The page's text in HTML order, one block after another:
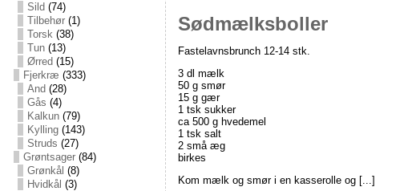
Sild (74)
Tilbehør(1)
Torsk(38)
Tun(13)
Ørred (15)
Fjerkræ (333)
And (28)
Gås (4)
Kalkun(79)
Kylling(143)
Struds (27)
Grøntsager(84)
Grønkål (8)
Hvidkål (3)
Sødmælksboller
Fastelavnsbrunch 12-14 stk.
3 dl mælk
50 g smør
15 g gær
1 tsk sukker
ca 500 g hvedemel
1 tsk salt
2 små æg
birkes
Kom mælk og smør i en kasserolle og [...]